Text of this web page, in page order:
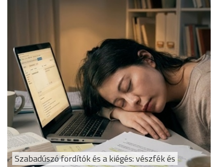
Szabadúszó fordítók és a kiégés: vészfék és